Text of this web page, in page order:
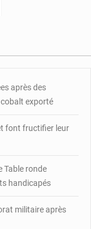
après des
exporté
font fructifier leur
Table ronde
handicapés
militaire après